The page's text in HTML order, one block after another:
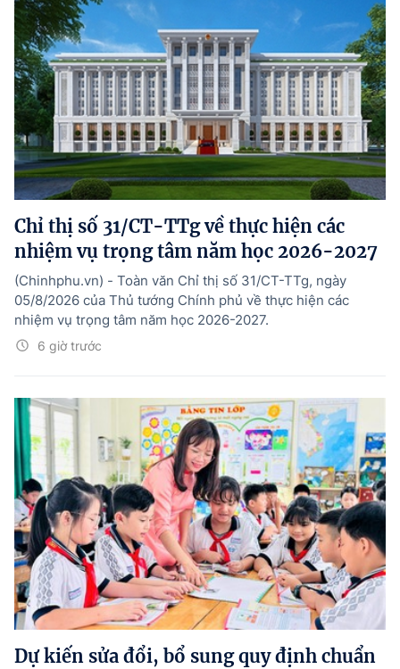
Chỉ thị số 31/CT-TTg về thực hiện các
nhiệm vụ trọng tâm năm học 2026-2027
6 giờ trước
(Chinhphu.vn) - Toàn văn Chỉ thị số 31/CT-TTg, ngày
05/8/2026 của Thủ tướng Chính phủ về thực hiện các
nhiệm vụ trọng tâm năm học 2026-2027.
Dự kiến sửa đổi, bổ sung quy định chuẩn